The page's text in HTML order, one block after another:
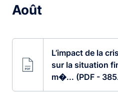
Août
L’impact de la
sur la situation
m�... (PDF -